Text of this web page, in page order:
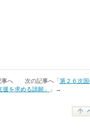
事へ 次の記事へ「 第２６次
を求める請願」
」→